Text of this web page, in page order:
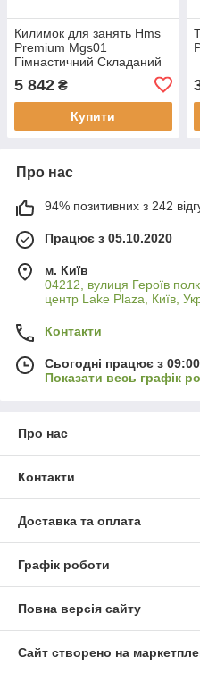
Килимок для занять Hms
Premium Mgs01
Гімнастичний Складаний
5 842 ₴
Купити
Про нас
94% позитивних з 242
Працює з 05.10.2020
м. Київ
04212, вулиця Героїв
центр Lake Plaza, Київ,
Контакти
Сьогодні працює з
Показати весь графік
Про нас
Контакти
Доставка та оплата
Графік роботи
Повна версія сайту
Сайт створено на